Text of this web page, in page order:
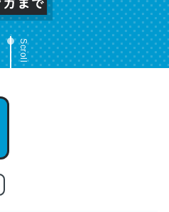
Scroll
バーなんだろうなと凄く思
原文もお勧め。自分はこの流
Then Covid hit. Shit.